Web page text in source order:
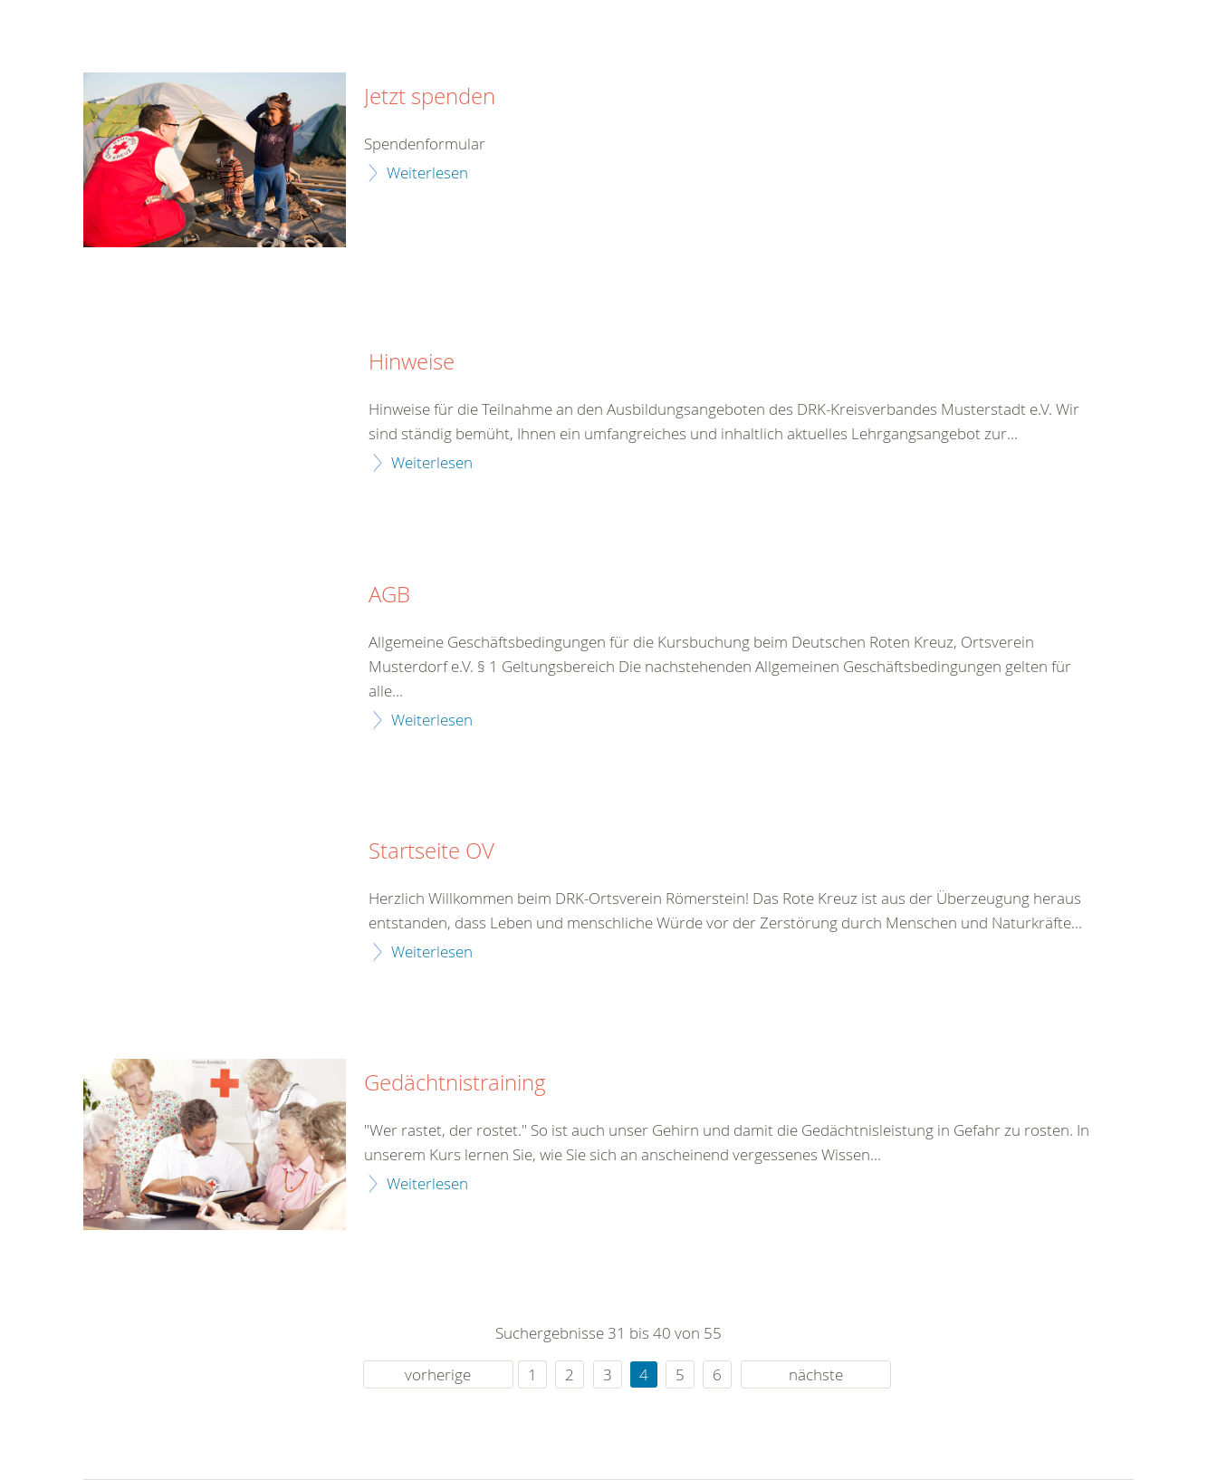
Jetzt spenden
Spendenformular
Weiterlesen
Hinweise
Hinweise für die Teilnahme an den Ausbildungsangeboten des DRK-Kreisverbandes Musterstadt e.V. Wir
sind ständig bemüht, Ihnen ein umfangreiches und inhaltlich aktuelles Lehrgangsangebot zur...
Weiterlesen
AGB
Allgemeine Geschäftsbedingungen für die Kursbuchung beim Deutschen Roten Kreuz, Ortsverein
Musterdorf e.V. § 1 Geltungsbereich Die nachstehenden Allgemeinen Geschäftsbedingungen gelten für
alle...
Weiterlesen
Startseite OV
Herzlich Willkommen beim DRK-Ortsverein Römerstein! Das Rote Kreuz ist aus der Überzeugung heraus
entstanden, dass Leben und menschliche Würde vor der Zerstörung durch Menschen und Naturkräfte...
Weiterlesen
Gedächtnistraining
"Wer rastet, der rostet." So ist auch unser Gehirn und damit die Gedächtnisleistung in Gefahr zu rosten. In
unserem Kurs lernen Sie, wie Sie sich an anscheinend vergessenes Wissen...
Weiterlesen
Suchergebnisse 31 bis 40 von 55
vorherige
1 2 3 4 5 6 nächste